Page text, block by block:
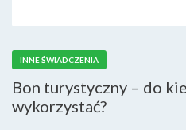
INNE ŚWIADCZENIA
Bon turystyczny – do
wykorzystać?